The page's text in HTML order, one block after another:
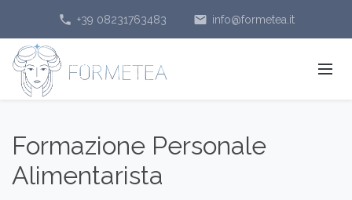
phone +39 08231763483 email info@formetea.it
Formazione Personale
Alimentarista